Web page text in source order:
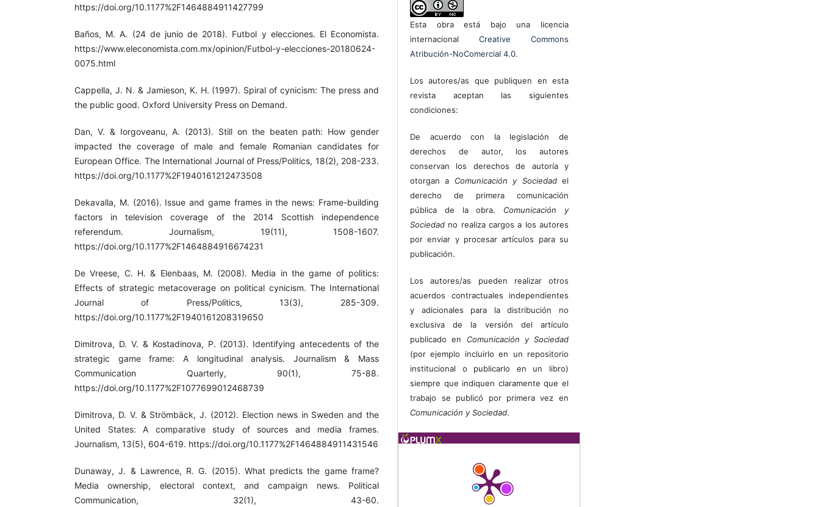
https://doi.org/10.1177%2F1464884911427799
Baños, M. A. (24 de junio de 2018). Futbol y elecciones. El Economista.
https://www.eleconomista.com.mx/opinion/Futbol-y-elecciones-20180624-
0075.html
Cappella, J. N. & Jamieson, K. H. (1997). Spiral of cynicism: The press and
the public good. Oxford University Press on Demand.
Dan, V. & Iorgoveanu, A. (2013). Still on the beaten path: How gender
impacted the coverage of male and female Romanian candidates for
European Office. The International Journal of Press/Politics, 18(2), 208-233.
https://doi.org/10.1177%2F1940161212473508
Dekavalla, M. (2016). Issue and game frames in the news: Frame-building
factors in television coverage of the 2014 Scottish independence
referendum. Journalism, 19(11), 1508-1607.
https://doi.org/10.1177%2F1464884916674231
De Vreese, C. H. & Elenbaas, M. (2008). Media in the game of politics:
Effects of strategic metacoverage on political cynicism. The International
Journal of Press/Politics, 13(3), 285-309.
https://doi.org/10.1177%2F1940161208319650
Dimitrova, D. V. & Kostadinova, P. (2013). Identifying antecedents of the
strategic game frame: A longitudinal analysis. Journalism & Mass
Communication Quarterly, 90(1), 75-88.
https://doi.org/10.1177%2F1077699012468739
Dimitrova, D. V. & Strömbäck, J. (2012). Election news in Sweden and the
United States: A comparative study of sources and media frames.
Journalism, 13(5), 604-619. https://doi.org/10.1177%2F1464884911431546
Dunaway, J. & Lawrence, R. G. (2015). What predicts the game frame?
Media ownership, electoral context, and campaign news. Political
Communication, 32(1), 43-60.
Esta obra está bajo una licencia
internacional Creative Commons
Atribución-NoComercial 4.0.
Los autores/as que publiquen en esta
revista aceptan las siguientes
condiciones:
De acuerdo con la legislación de
derechos de autor, los autores
conservan los derechos de autoría y
otorgan a Comunicación y Sociedadel
derecho de primera comunicación
pública de la obra. Comunicación y
Sociedad no realiza cargos a los autores
por enviar y procesar artículos para su
publicación.
Los autores/as pueden realizar otros
acuerdos contractuales independientes
y adicionales para la distribución no
exclusiva de la versión del artículo
publicado en Comunicación y Sociedad
(por ejemplo incluirlo en un repositorio
institucional o publicarlo en un libro)
siempre que indiquen claramente que el
trabajo se publicó por primera vez en
Comunicación y Sociedad.